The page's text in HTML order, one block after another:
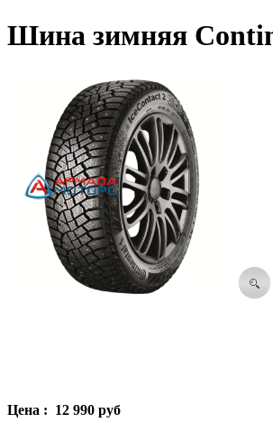
Шина зимняя
Цена : 12 990 руб